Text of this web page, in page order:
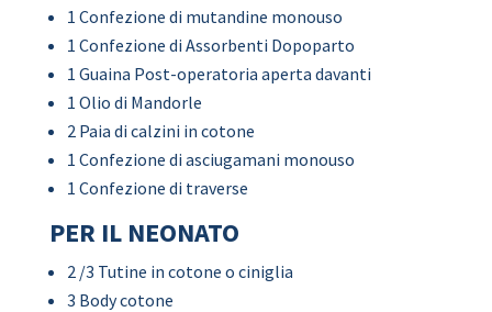
1 Confezione di mutandine monouso
1 Confezione di Assorbenti Dopoparto
1 Guaina Post-operatoria aperta davanti
1 Olio di Mandorle
2 Paia di calzini in cotone
1 Confezione di asciugamani monouso
1 Confezione di traverse
PER IL NEONATO
2 /3 Tutine in cotone o ciniglia
3 Body cotone